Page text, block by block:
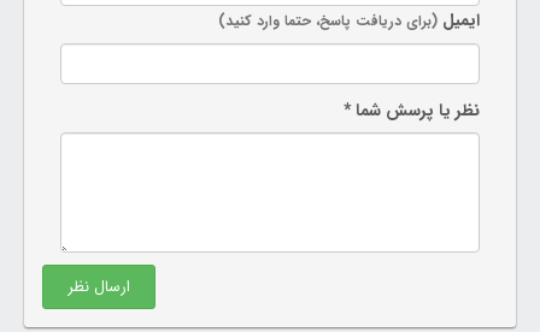
ایمیل (برای دریافت پاسخ، حتما وارد کنید)
نظر یا پرسش شما *
ارسال نظر